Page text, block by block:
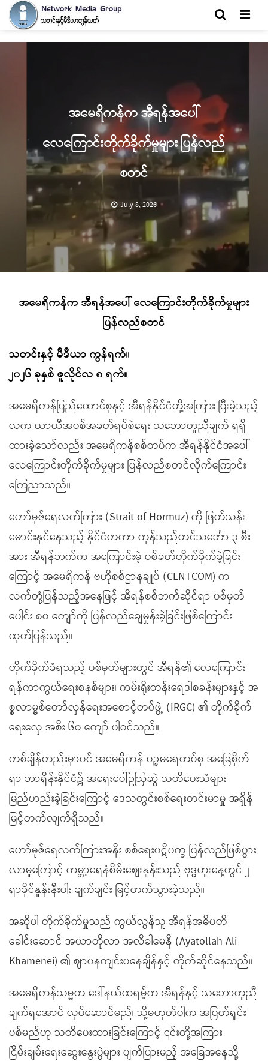
အမေရိကန်က အီရန်အပေါ်
လေကြောင်းတိုက်ခိုက်မှုများ ပြန်လည်
စတင်
July 8, 2026
အမေရိကန်က အီရန်အပေါ် လေကြောင်းတိုက်ခိုက်မှုများ
ပြန်လည်စတင်
သတင်းနှင့် မီဒီယာ ကွန်ရက်။
၂၀၂၆ ခုနှစ် ဇူလိုင်လ ၈ ရက်။
အမေရိကန်ပြည်ထောင်စုနှင့် အီရန်နိုင်ငံတို့အကြား ပြီးခဲ့သည့်
လက ယာယီအပစ်အခတ်ရပ်စဲရေး သဘောတူညီချက် ရရှိ
ထားခဲ့သော်လည်း အမေရိကန်စစ်တပ်က အီရန်နိုင်ငံအပေါ်
လေကြောင်းတိုက်ခိုက်မှုများ ပြန်လည်စတင်လိုက်ကြောင်း
ကြေညာသည်။
ဟော်မုဇ်ရေလက်ကြား (Strait of Hormuz) ကို ဖြတ်သန်း
မောင်းနှင်နေသည့် နိုင်ငံတကာ ကုန်သည်တင်သင်္ဘော ၃ စီး
အား အီရန်ဘက်က အကြောင်းမဲ့ ပစ်ခတ်တိုက်ခိုက်ခဲ့ခြင်း
ကြောင့် အမေရိကန် ဗဟိုစစ်ဌာနချုပ် (CENTCOM) က
လက်တုံ့ပြန်သည့်အနေဖြင့် အီရန်စစ်ဘက်ဆိုင်ရာ ပစ်မှတ်
ပေါင်း ၈၀ ကျော်ကို ပြန်လည်ချေမှုန်းခဲ့ခြင်းဖြစ်ကြောင်း
ထုတ်ပြန်သည်။
တိုက်ခိုက်ခံရသည့် ပစ်မှတ်များတွင် အီရန်၏ လေကြောင်း
ရန်ကာကွယ်ရေးစနစ်များ၊ ကမ်းရိုးတန်းရေဒါစခန်းများနှင့် အ
စ္စလာမ္မစ်တော်လှန်ရေးအစောင့်တပ်ဖွဲ့ (IRGC) ၏ တိုက်ခိုက်
ရေးလှေ အစီး ၆၀ ကျော် ပါဝင်သည်။
တစ်ချိန်တည်းမှာပင် အမေရိကန် ပဉ္စမရေတပ်စု အခြေစိုက်
ရာ ဘာရိန်းနိုင်ငံ၌ အရေးပေါ်ဥဩဆွဲ သတိပေးသံများ
မြည်ဟည်းခဲ့ခြင်းကြောင့် ဒေသတွင်းစစ်ရေးတင်းမာမှု အရှိန်
မြင့်တက်လျက်ရှိသည်။
ဟော်မုဇ်ရေလက်ကြားအနီး စစ်ရေးပဋိပက္ခ ပြန်လည်ဖြစ်ပွား
လာမှုကြောင့် ကမ္ဘာ့ရေနံစိမ်းစျေးနှုန်းသည် ဗုဒ္ဓဟူးနေ့တွင် ၂
ရာခိုင်နှုန်းနီးပါး ချက်ချင်း မြင့်တက်သွားခဲ့သည်။
အဆိုပါ တိုက်ခိုက်မှုသည် ကွယ်လွန်သူ အီရန်အဓိပတိ
ခေါင်းဆောင် အယာတိုလာ အလီခါမေနီ (Ayatollah Ali
Khamenei) ၏ ဈာပနကျင်းပနေချိန်နှင့် တိုက်ဆိုင်နေသည်။
အမေရိကန်သမ္မတ ဒေါ်နယ်ထရမ့်က အီရန်နှင့် သဘောတူညီ
ချက်ရအောင် လုပ်ဆောင်မည်၊ သို့မဟုတ်ပါက အပြတ်ရှင်း
ပစ်မည်ဟု သတိပေးထားခြင်းကြောင့် ၎င်းတို့အကြား
ငြိမ်းချမ်းရေးဆွေးနွေးပွဲများ ပျက်ပြားမည့် အခြေအနေသို့